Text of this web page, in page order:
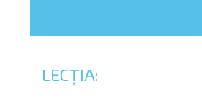
LECȚIA: